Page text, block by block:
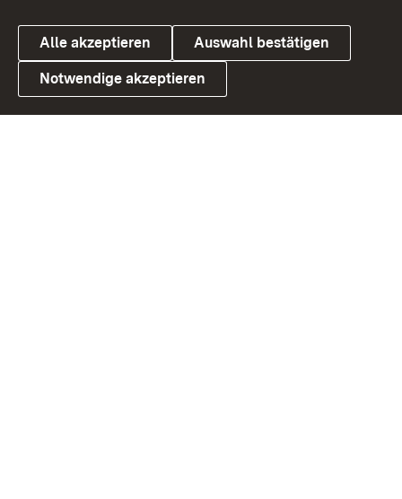
Link zum Landesportal
Alle akzeptieren Auswahl bestätigen
Notwendige akzeptieren